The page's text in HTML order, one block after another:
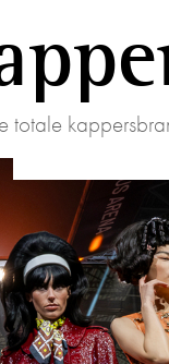
totale